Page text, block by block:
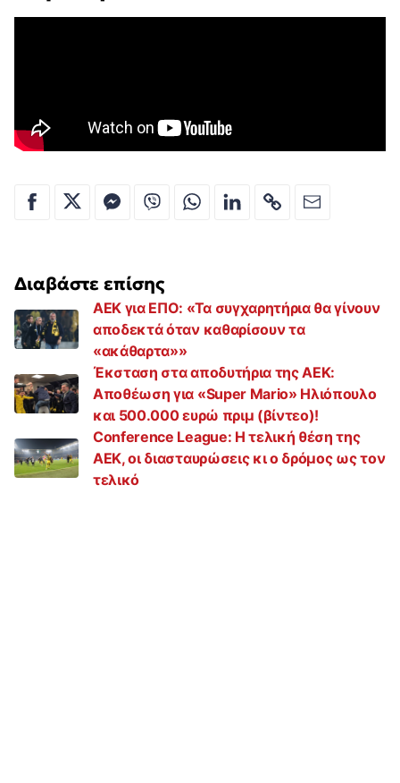
Διαβάστε επίσης
AEK για ΕΠΟ: «Τα συγχαρητήρια θα γίνουν
αποδεκτά όταν καθαρίσουν τα
«ακάθαρτα»»
Έκσταση στα αποδυτήρια της ΑΕΚ:
Αποθέωση για «Super Mario» Ηλιόπουλο
και 500.000 ευρώ πριμ (βίντεο)!
Conference League: Η τελική θέση της
ΑΕΚ, οι διασταυρώσεις κι ο δρόμος ως τον
τελικό